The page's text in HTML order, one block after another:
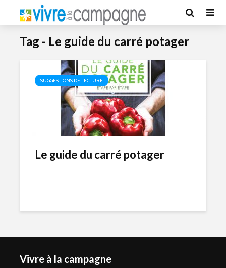
Tag - Le guide du carré potager
SUGGESTIONS DE LECTURE
Le guide du carré potager
Vivre à la campagne